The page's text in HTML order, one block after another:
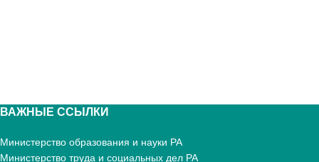
ВАЖНЫЕ ССЫЛКИ
Министерство образования и науки РА
Министерство труда и социальных дел РА